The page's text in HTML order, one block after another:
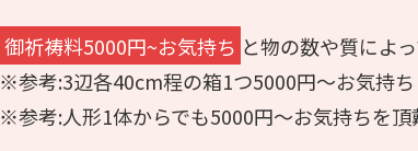
御祈祷料5000円~お気持ち と物の数や質によ
※参考:3辺各40cm程の箱1つ5000円～お気持ち
※参考:人形1体からでも5000円～お気持ちを頂